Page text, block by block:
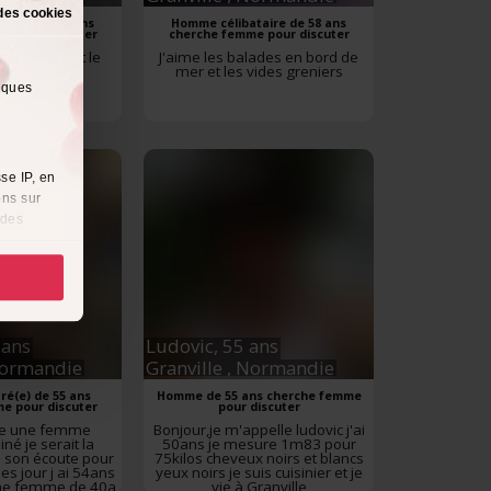
cookies
IP, en
sur
à
de 36 ans
pour discuter
jardiner et le
aussi
Homme célibataire de 58 ans
cherche femme pour discuter
J'aime les balades en bord de
mer et les vides greniers
de 55 ans
pour discuter
une femme
je serait la
écoute pour
jour j ai 54ans
femme de 40a
Ludovic, 55 ans
Granville , Normandie
Homme de 55 ans cherche femme
pour discuter
Bonjour,je m'appelle ludovic j'ai
50ans je mesure 1m83 pour
75kilos cheveux noirs et blancs
yeux noirs je suis cuisinier et je
vie à Granville